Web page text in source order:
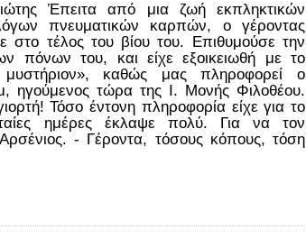
Έπειτα από μια ζωή εκπληκτικών
πνευματικών καρπών, ο γέροντας
τέλος του βίου του. Επιθυμούσε την
πόνων του, και είχε εξοικειωθή με το
καθώς μας πληροφορεί ο
ηγούμενος τώρα της Ι. Μονής Φιλοθέου.
Τόσο έντονη πληροφορία είχε για το
ημέρες έκλαψε πολύ. Για να τον
- Γέροντα, τόσους κόπους, τόση